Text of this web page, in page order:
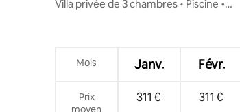
Villa privée de 3 chambres • Piscine •
Mois Janv. Févr.
Prix
moyen
311 € 311 €